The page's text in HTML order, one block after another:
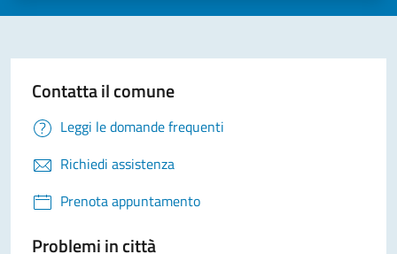
Contatta il comune
Leggi le domande frequenti
Richiedi assistenza
Prenota appuntamento
Problemi in città